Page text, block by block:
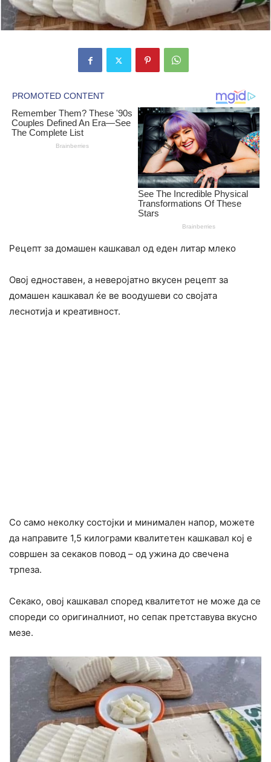
Рецепт за домашен кашкавал од еден литар млеко
Овој едноставен, а неверојатно вкусен рецепт за
домашен кашкавал ќе ве воодушеви со својата
леснотија и креативност.
Со само неколку состојки и минимален напор, можете
да направите 1,5 килограми квалитетен кашкавал кој е
совршен за секаков повод – од ужина до свечена
трпеза.
Секако, овој кашкавал според квалитетот не може да се
спореди со оригиналниот, но сепак претставува вкусно
мезе.